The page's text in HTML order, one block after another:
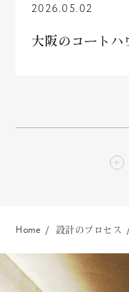
2026.05.02
Home 設計のプロセス